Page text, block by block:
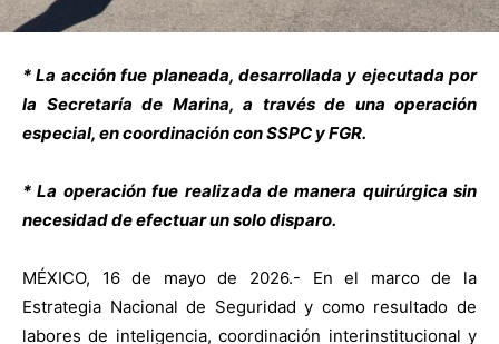
* La acción fue planeada, desarrollada y ejecutada por
la Secretaría de Marina, a través de una operación
especial, en coordinación con SSPC y FGR.
* La operación fue realizada de manera quirúrgica sin
necesidad de efectuar un solo disparo.
MÉXICO, 16 de mayo de 2026.- En el marco de la
Estrategia Nacional de Seguridad y como resultado de
labores de inteligencia, coordinación interinstitucional y